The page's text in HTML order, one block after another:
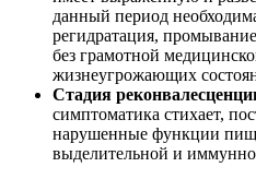
данный период
регидратация,
без грамотной
жизнеугрожающих
Стадия
симптоматика стихает,
нарушенные функции
выделительной и